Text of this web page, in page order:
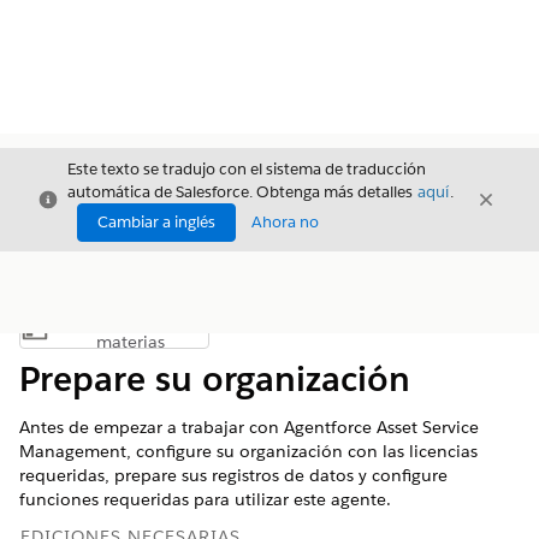
Cerrar
Este texto se tradujo con el sistema de traducción
automática de Salesforce. Obtenga más detalles aquí.
Cambiar a inglés
Ahora no
Cerrar
Mostrar índice de materias
materias
Prepare su organización
Antes de empezar a trabajar con Agentforce Asset Service
Management, configure su organización con las licencias
requeridas, prepare sus registros de datos y configure
funciones requeridas para utilizar este agente.